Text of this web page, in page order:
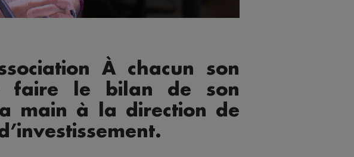
À chacun son
faire le bilan de son
main à la direction de